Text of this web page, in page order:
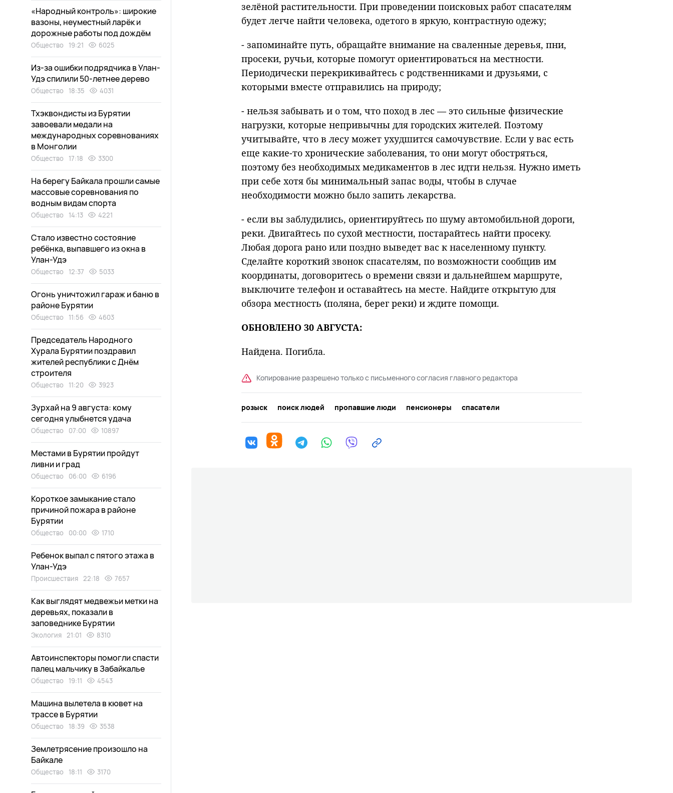
зелёной растительности. При проведении поисковых работ спасателям
будет легче найти человека, одетого в яркую, контрастную одежу;
- запоминайте путь, обращайте внимание на сваленные деревья, пни,
просеки, ручьи, которые помогут ориентироваться на местности.
Периодически перекрикивайтесь с родственниками и друзьями, с
которыми вместе отправились на природу;
- нельзя забывать и о том, что поход в лес — это сильные физические
нагрузки, которые непривычны для городских жителей. Поэтому
учитывайте, что в лесу может ухудшится самочувствие. Если у вас есть
еще какие-то хронические заболевания, то они могут обостряться,
поэтому без необходимых медикаментов в лес идти нельзя. Нужно иметь
при себе хотя бы минимальный запас воды, чтобы в случае
необходимости можно было запить лекарства.
- если вы заблудились, ориентируйтесь по шуму автомобильной дороги,
реки. Двигайтесь по сухой местности, постарайтесь найти просеку.
Любая дорога рано или поздно выведет вас к населенному пункту.
Сделайте короткий звонок спасателям, по возможности сообщив им
координаты, договоритесь о времени связи и дальнейшем маршруте,
выключите телефон и оставайтесь на месте. Найдите открытую для
обзора местность (поляна, берег реки) и ждите помощи.
ОБНОВЛЕНО 30 АВГУСТА:
Найдена. Погибла.
Копирование разрешено только с письменного согласия главного редактора
розыск поиск людей пропавшие люди пенсионеры спасатели
«Народный контроль»: широкие
вазоны, неуместный ларёк и
дорожные работы под дождём
Общество 19:21 6025
Из-за ошибки подрядчика в Улан-
Удэ спилили 50-летнее дерево
Общество 18:35 4031
Тхэквондисты из Бурятии
завоевали медали на
международных соревнованиях
в Монголии
Общество 17:18 3300
На берегу Байкала прошли самые
массовые соревнования по
водным видам спорта
Общество 14:13 4221
Стало известно состояние
ребёнка, выпавшего из окна в
Улан-Удэ
Общество 12:37 5033
Огонь уничтожил гараж и баню в
районе Бурятии
Общество 11:56 4603
Председатель Народного
Хурала Бурятии поздравил
жителей республики с Днём
строителя
Общество 11:20 3923
Зурхай на 9 августа: кому
сегодня улыбнется удача
Общество 07:00 10897
Местами в Бурятии пройдут
ливни и град
Общество 06:00 6196
Короткое замыкание стало
причиной пожара в районе
Бурятии
Общество 00:00 1710
Ребенок выпал с пятого этажа в
Улан-Удэ
Происшествия 22:18 7657
Как выглядят медвежьи метки на
деревьях, показали в
заповеднике Бурятии
Экология 21:01 8310
Автоинспекторы помогли спасти
палец мальчику в Забайкалье
Общество 19:11 4543
Машина вылетела в кювет на
трассе в Бурятии
Общество 18:39 3538
Землетрясение произошло на
Байкале
Общество 18:11 3170